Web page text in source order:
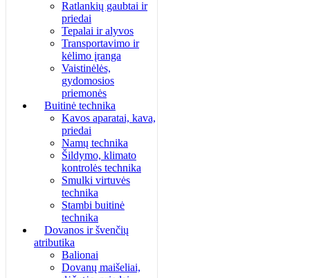
Ratlankių gaubtai ir
priedai
Tepalai ir alyvos
Transportavimo ir
kėlimo įranga
Vaistinėlės,
gydomosios
priemonės
Buitinė technika
Kavos aparatai, kava,
priedai
Namų technika
Šildymo, klimato
kontrolės technika
Smulki virtuvės
technika
Stambi buitinė
technika
Dovanos ir švenčių
atributika
Balionai
Dovanų maišeliai,